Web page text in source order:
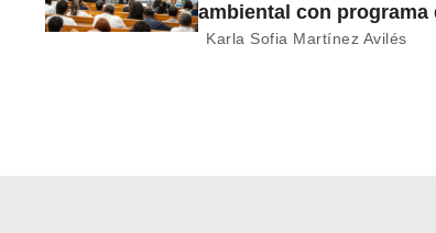
ambiental con programa
economía circular
Karla Sofia Martínez Avilés